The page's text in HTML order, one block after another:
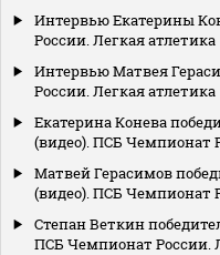
Интервью Екатерины
России. Легкая атлетика
Интервью Матвея
России. Легкая атлетика
Екатерина Конева
(видео). ПСБ Чемпионат
Матвей Герасимов
(видео). ПСБ Чемпионат
Степан Веткин
ПСБ Чемпионат России.